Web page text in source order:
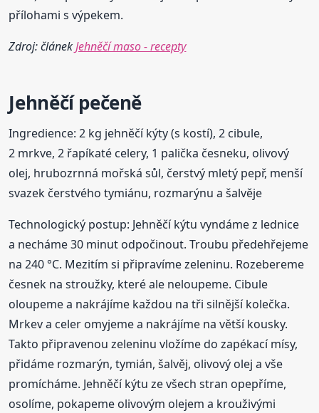
přílohami s výpekem.
Zdroj: článekJehněčí maso - recepty
Jehněčí pečeně
Ingredience: 2 kg jehněčí kýty (s kostí), 2 cibule,
2 mrkve, 2 řapíkaté celery, 1 palička česneku, olivový
olej, hrubozrnná mořská sůl, čerstvý mletý pepř, menší
svazek čerstvého tymiánu, rozmarýnu a šalvěje
Technologický postup: Jehněčí kýtu vyndáme z lednice
a necháme 30 minut odpočinout. Troubu předehřejeme
na 240 °C. Mezitím si připravíme zeleninu. Rozebereme
česnek na stroužky, které ale neloupeme. Cibule
oloupeme a nakrájíme každou na tři silnější kolečka.
Mrkev a celer omyjeme a nakrájíme na větší kousky.
Takto připravenou zeleninu vložíme do zapékací mísy,
přidáme rozmarýn, tymián, šalvěj, olivový olej a vše
promícháme. Jehněčí kýtu ze všech stran opepříme,
osolíme, pokapeme olivovým olejem a krouživými